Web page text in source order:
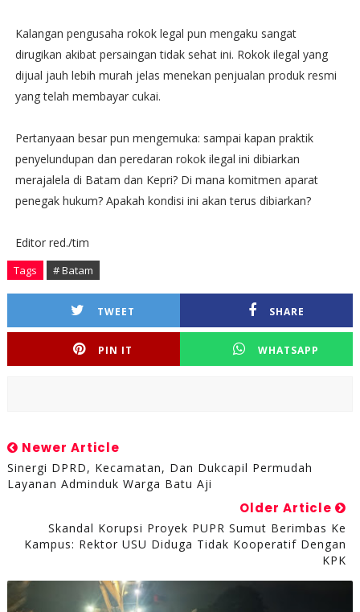
Kalangan pengusaha rokok legal pun mengaku sangat
dirugikan akibat persaingan tidak sehat ini. Rokok ilegal yang
dijual jauh lebih murah jelas menekan penjualan produk resmi
yang telah membayar cukai.
Pertanyaan besar pun mengemuka: sampai kapan praktik
penyelundupan dan peredaran rokok ilegal ini dibiarkan
merajalela di Batam dan Kepri? Di mana komitmen aparat
penegak hukum? Apakah kondisi ini akan terus dibiarkan?
Editor red./tim
Tags # Batam
TWEET SHARE
PIN IT WHATSAPP
Newer Article
Sinergi DPRD, Kecamatan, Dan Dukcapil Permudah
Layanan Adminduk Warga Batu Aji
Older Article
Skandal Korupsi Proyek PUPR Sumut Berimbas Ke
Kampus: Rektor USU Diduga Tidak Kooperatif Dengan
KPK